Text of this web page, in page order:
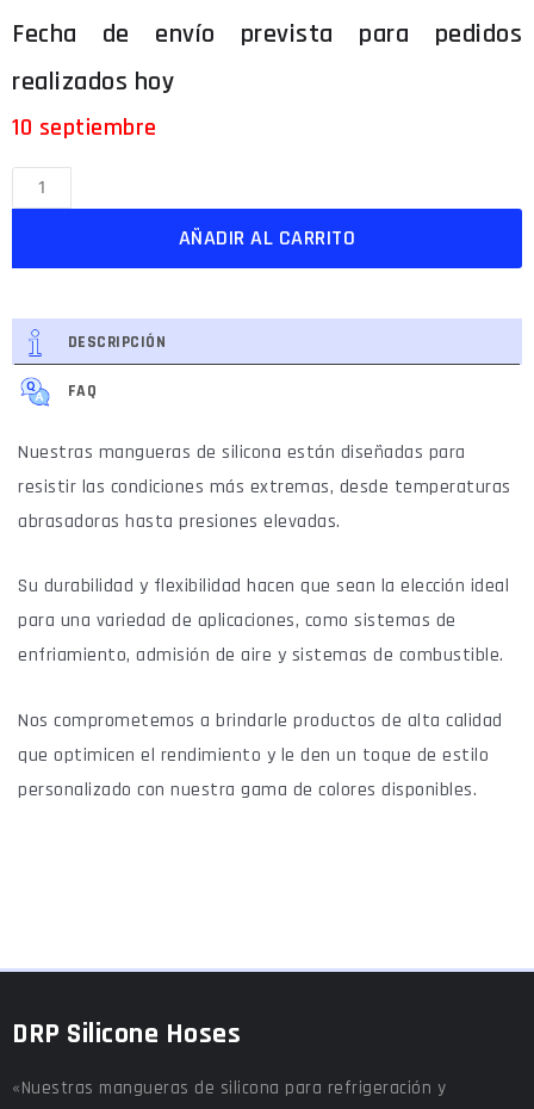
10 septiembre
AÑADIR AL CARRITO
DESCRIPCIÓN
FAQ
Nuestras mangueras de silicona están diseñadas para
resistir las condiciones más extremas, desde temperaturas
abrasadoras hasta presiones elevadas.
Su durabilidad y flexibilidad hacen que sean la elección ideal
para una variedad de aplicaciones, como sistemas de
enfriamiento, admisión de aire y sistemas de combustible.
Nos comprometemos a brindarle productos de alta calidad
que optimicen el rendimiento y le den un toque de estilo
personalizado con nuestra gama de colores disponibles.
DRP Silicone Hoses
«Nuestras mangueras de silicona para refrigeración y